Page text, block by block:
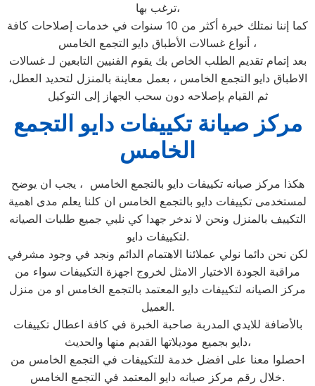
ترغب بها،
كما إننا نمتلك خبرة أكثر من 10 سنوات في خدمات إصلاحات كافة
أنواع غسالات الأطباق دايو التجمع الخامس ،
بعد إتمام تقديم الطلب الخاص بك يقوم الفنيين التابعين لـ غسالات
الاطباق دايو التجمع الخامس ، بعمل معاينة بالمنزل لتحديد العطل،
ثم القيام بإصلاحه دون سحب الجهاز إلى التوكيل
مركز صيانة تكييفات دايو التجمع
الخامس
هكذا مركز صيانه تكييفات دايو بالتجمع الخامس ، يجب ان يوضح
لمستخدمى تكييفات دايو بالتجمع الخامس ان كلنا يعلم مدى اهمية
التكييف بالمنزل ونحن لا ندخر جهدا كي نلبي جميع طلبات الصيانه
لتكييفات دايو.
لكن نحن دائما نولي عملائنا الاهتمام الدائم ونجد في وجود مشرفي
مراقبة الجودة الاختيار الامثل لخروج اجهزة التكييفات سواء من
مركز الصيانه لتكييفات دايو المعتمد بالتجمع الخامس او من منزل
العميل.
بالأضافة للايدي المدربة صاحبة الخبرة في كافة اعطال تكييفات
دايو بجميع موديلاتها القديم منها والحديث،
احصلوا معنا على افضل خدمة للتكييفات في التجمع الخامس من
خلال رقم مركز صيانه دايو المعتمد في التجمع الخامس.